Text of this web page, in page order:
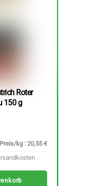
Roter
150 g
Preis/kg : 20,55 €